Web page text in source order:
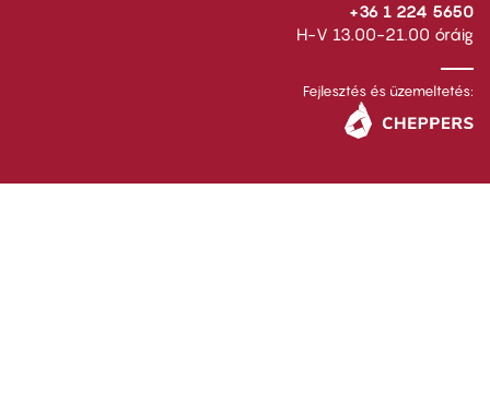
+36 1 224 5650
H-V 13.00-21.00 óráig
Fejlesztés és üzemeltetés: